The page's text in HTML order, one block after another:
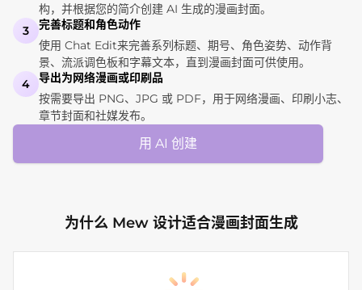
构，并根据您的简介创建 AI 生成的漫画封面。
3
完善标题和角色动作
使用 Chat Edit来完善系列标题、期号、角色姿势、动作背
景、流派调色板和字幕文本，直到漫画封面可供使用。
4
导出为网络漫画或印刷品
按需要导出 PNG、JPG 或 PDF，用于网络漫画、印刷小志、
章节封面和社媒发布。
用 AI 创建
为什么 Mew 设计适合漫画封面生成